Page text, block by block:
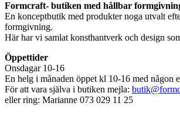
Formcraft- butiken med hållbar
En konceptbutik med produkter noga utvalt
formgivning.
Här har vi samlat konsthantverk och design
Öppettider
Onsdagar 10-16
En helg i månaden öppet kl 10-16 med någon
För att vara själva i butiken mejla:
eller ring: Marianne 073 029 11 25